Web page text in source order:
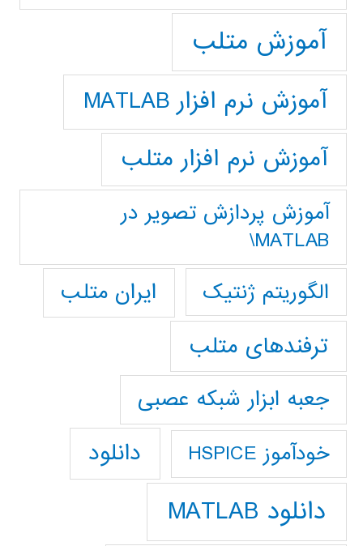
آموزش متلب
آموزش نرم افزار MATLAB
آموزش نرم افزار متلب
آموزش پردازش تصوير در
MATLAB\
الگوریتم ژنتیک
ایران متلب
ترفندهای متلب
جعبه ابزار شبکه عصبی
خودآموز HSPICE دانلود
دانلود MATLAB